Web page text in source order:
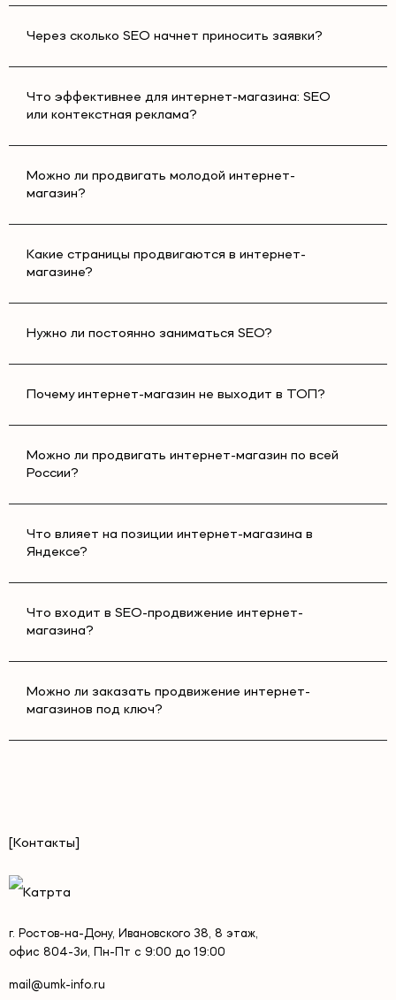
улучшение конверсии.
показатели и работаем на долгосрочный результат.
интернет-магазина в Москве
масштаба проекта, уровня конкуренции и текущего
SEO рассчитывается индивидуально, поскольку объем
работ может существенно отличаться: от оптимизации
commerce проекта с тысячами товаров.
На итоговую стоимость влияют:
количество категорий и товаров;
необходимость доработок;
регион продвижения;
количество продвигаемых запросов.
В рамках услуги могут выполняться:
SEO-аудит;
аналитика и отчетность.
магазина услуги, необходимо провести предварительный
анализ сайта и конкурентов.
Через сколько SEO начнет приносить заявки?
Что эффективнее для интернет-магазина: SEO
или контекстная реклама?
Можно ли продвигать молодой интернет-
магазин?
Какие страницы продвигаются в интернет-
магазине?
Нужно ли постоянно заниматься SEO?
Почему интернет-магазин не выходит в ТОП?
Можно ли продвигать интернет-магазин по всей
России?
Что влияет на позиции интернет-магазина в
Яндексе?
Что входит в SEO-продвижение интернет-
магазина?
Можно ли заказать продвижение интернет-
магазинов под ключ?
[Контакты]
г. Ростов-на-Дону, Ивановского 38, 8 этаж,
офис 804-3и, Пн-Пт с 9:00 до 19:00
mail@umk-info.ru